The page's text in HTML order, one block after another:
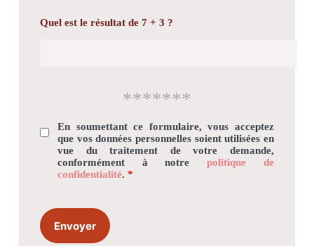
Quel est le résultat de 7 + 3 ?
*******
En soumettant ce formulaire, vous acceptez
que vos données personnelles soient utilisées en
vue du traitement de votre demande,
conformément à notrepolitique de
confidentialité. *